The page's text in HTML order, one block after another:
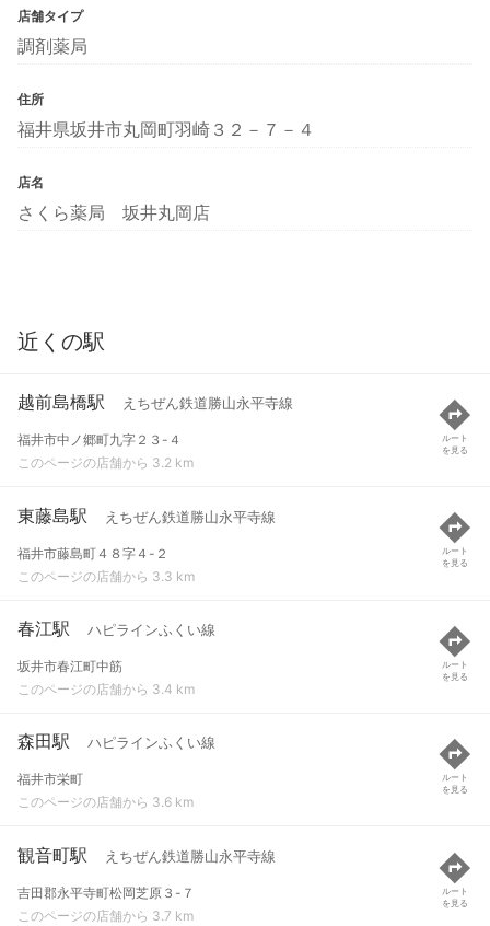
店舗タイプ
調剤薬局
住所
福井県坂井市丸岡町羽崎３２－７－４
店名
さくら薬局 坂井丸岡店
近くの駅
越前島橋駅 えちぜん鉄道勝山永平寺線
福井市中ノ郷町九字２３-４
このページの店舗から 3.2 km
ルート
を見る
東藤島駅 えちぜん鉄道勝山永平寺線
福井市藤島町４８字４-２
このページの店舗から 3.3 km
ルート
を見る
春江駅 ハピラインふくい線
坂井市春江町中筋
このページの店舗から 3.4 km
ルート
を見る
森田駅 ハピラインふくい線
福井市栄町
このページの店舗から 3.6 km
ルート
を見る
観音町駅 えちぜん鉄道勝山永平寺線
吉田郡永平寺町松岡芝原３-７
このページの店舗から 3.7 km
ルート
を見る